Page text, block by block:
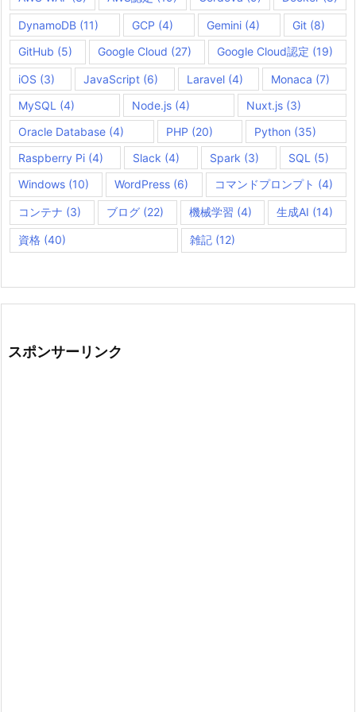
DynamoDB (11) GCP (4) Gemini(4) Git (8)
GitHub (5) Google Cloud (27) Google Cloud認定 (19)
iOS (3) JavaScript(6) Laravel(4) Monaca (7)
MySQL (4) Node.js(4) Nuxt.js (3)
Oracle Database (4) PHP (20) Python (35)
Raspberry Pi (4) Slack (4) Spark (3) SQL (5)
Windows (10) WordPress (6) コマンドプロンプト (4)
コンテナ (3) ブログ(22) 機械学習 (4) 生成AI (14)
資格 (40) 雑記(12)
スポンサーリンク